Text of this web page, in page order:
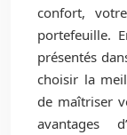
confort,
portefeuille.
présentés
choisir la
de maîtriser
avantages